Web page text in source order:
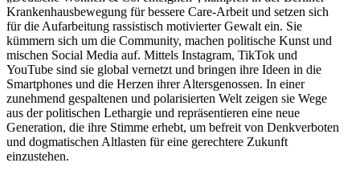
Krankenhausbewegung für bessere Care-Arbeit und setzen sich
für die Aufarbeitung rassistisch motivierter Gewalt ein. Sie
kümmern sich um die Community, machen politische Kunst und
mischen Social Media auf. Mittels Instagram, TikTok und
YouTube sind sie global vernetzt und bringen ihre Ideen in die
Smartphones und die Herzen ihrer Altersgenossen. In einer
zunehmend gespaltenen und polarisierten Welt zeigen sie Wege
aus der politischen Lethargie und repräsentieren eine neue
Generation, die ihre Stimme erhebt, um befreit von Denkverboten
und dogmatischen Altlasten für eine gerechtere Zukunft
einzustehen.